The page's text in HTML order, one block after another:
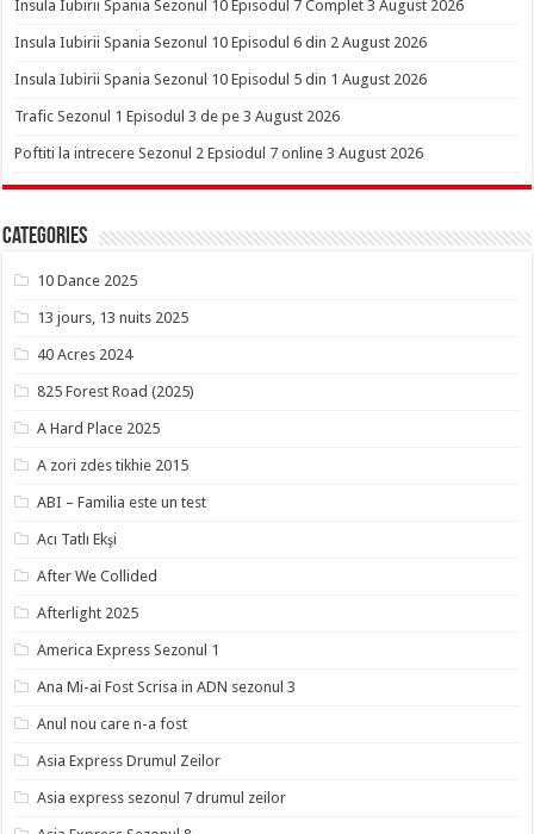
Insula Iubirii Spania Sezonul 10 Episodul 7 Complet 3 August 2026
Insula Iubirii Spania Sezonul 10 Episodul 6 din 2 August 2026
Insula Iubirii Spania Sezonul 10 Episodul 5 din 1 August 2026
Trafic Sezonul 1 Episodul 3 de pe 3 August 2026
Poftiti la intrecere Sezonul 2 Epsiodul 7 online 3 August 2026
Categories
10 Dance 2025
13 jours, 13 nuits 2025
40 Acres 2024
825 Forest Road (2025)
A Hard Place 2025
A zori zdes tikhie 2015
ABI – Familia este un test
Acı Tatlı Ekşi
After We Collided
Afterlight 2025
America Express Sezonul 1
Ana Mi-ai Fost Scrisa in ADN sezonul 3
Anul nou care n-a fost
Asia Express Drumul Zeilor
Asia express sezonul 7 drumul zeilor